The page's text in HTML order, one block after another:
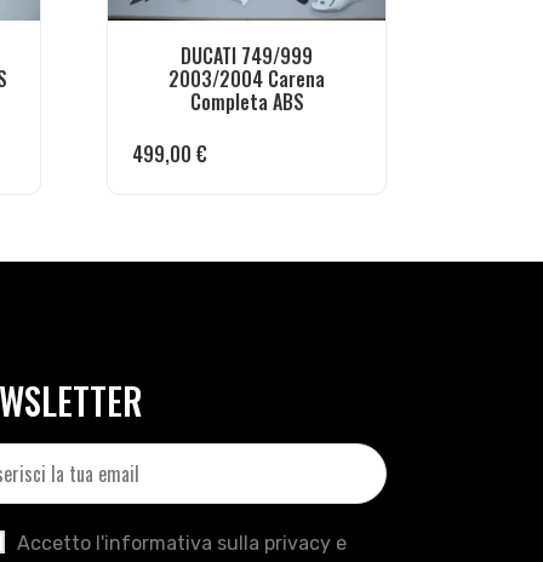
DUCATI 749/999
2003/2004 Carena
Completa ABS
499,00 €
Accetto l'informativa sulla privacy e